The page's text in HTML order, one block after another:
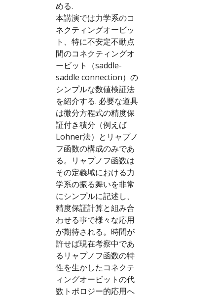
める.
本講演では力学系のコ
ネクティングオービッ
ト、特に不安定不動点
間のコネクティングオ
ービット（saddle-
saddle connection）の
シンプルな数値検証法
を紹介する. 必要な道具
は微分方程式の精度保
証付き積分（例えば
Lohner法）とリャプノ
フ函数の構成のみであ
る。リャプノフ函数は
その定義域における力
学系の振る舞いを非常
にシンプルに記述し、
精度保証計算と組み合
わせる事で様々な応用
が期待される。時間が
許せば現在考察中であ
るリャプノフ函数の特
性を生かしたコネクテ
ィングオービットの代
数トポロジー的応用へ